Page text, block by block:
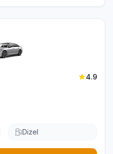
4.9
Dizel